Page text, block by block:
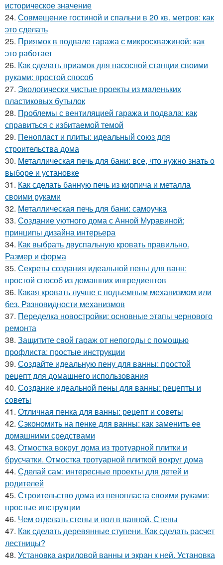
историческое значение
24. Совмещение гостиной и спальни в 20 кв. метров: как
это сделать
25. Приямок в подвале гаража с микроскважиной: как
это работает
26. Как сделать приамок для насосной станции своими
руками: простой способ
27. Экологически чистые проекты из маленьких
пластиковых бутылок
28. Проблемы с вентиляцией гаража и подвала: как
справиться с избитаемой темой
29. Пенопласт и плиты: идеальный союз для
строительства дома
30. Металлическая печь для бани: все, что нужно знать о
выборе и установке
31. Как сделать банную печь из кирпича и металла
своими руками
32. Металлическая печь для бани: самоучка
33. Создание уютного дома с Анной Муравиной:
принципы дизайна интерьера
34. Как выбрать двуспальную кровать правильно.
Размер и форма
35. Секреты создания идеальной пены для ванн:
простой способ из домашних ингредиентов
36. Какая кровать лучше с подъемным механизмом или
без. Разновидности механизмов
37. Переделка новостройки: основные этапы чернового
ремонта
38. Защитите свой гараж от непогоды с помощью
профлиста: простые инструкции
39. Создайте идеальную пену для ванны: простой
рецепт для домашнего использования
40. Создание идеальной пены для ванны: рецепты и
советы
41. Отличная пенка для ванны: рецепт и советы
42. Сэкономить на пенке для ванны: как заменить ее
домашними средствами
43. Отмостка вокруг дома из тротуарной плитки и
брусчатки. Отмостка тротуарной плиткой вокруг дома
44. Сделай сам: интересные проекты для детей и
родителей
45. Строительство дома из пенопласта своими руками:
простые инструкции
46. Чем отделать стены и пол в ванной. Стены
47. Как сделать деревянные ступени. Как сделать расчет
лестницы?
48. Установка акриловой ванны и экран к ней. Установка